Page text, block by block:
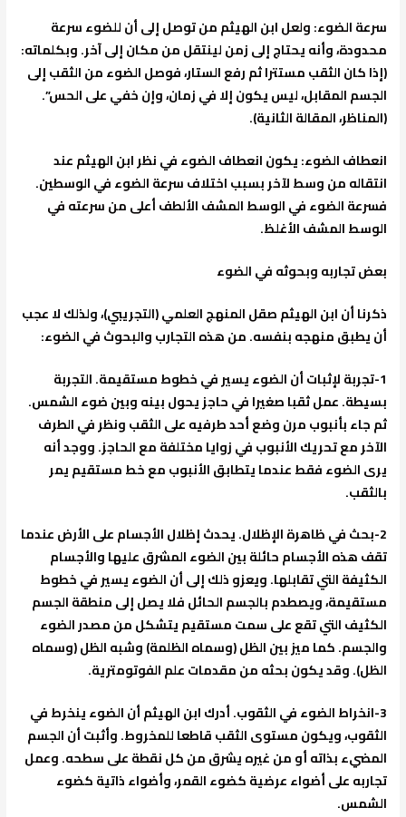
سرعة الضوء: ولعل ابن الهيثم من توصل إلى أن للضوء سرعة
محدودة، وأنه يحتاج إلى زمن لينتقل من مكان إلى آخر. وبكلماته:
(إذا كان الثقب مستترا ثم رفع الستار، فوصل الضوء من الثقب إلى
الجسم المقابل، ليس يكون إلا في زمان، وإن خفي على الحس”.
(المناظر، المقالة الثانية).
انعطاف الضوء: يكون انعطاف الضوء في نظر ابن الهيثم عند
انتقاله من وسط لآخر بسبب اختلاف سرعة الضوء في الوسطين.
فسرعة الضوء في الوسط المشف الألطف أعلى من سرعته في
الوسط المشف الأغلظ.
بعض تجاربه وبحوثه في الضوء
ذكرنا أن ابن الهيثم صقل المنهج العلمي (التجريبي)، ولذلك لا عجب
أن يطبق منهجه بنفسه. من هذه التجارب والبحوث في الضوء:
1- تجربة لإثبات أن الضوء يسير في خطوط مستقيمة. التجربة
بسيطة. عمل ثقبا صغيرا في حاجز يحول بينه وبين ضوء الشمس.
ثم جاء بأنبوب مرن وضع أحد طرفيه على الثقب ونظر في الطرف
الآخر مع تحريك الأنبوب في زوايا مختلفة مع الحاجز. ووجد أنه
يرى الضوء فقط عندما يتطابق الأنبوب مع خط مستقيم يمر
بالثقب.
2- بحث في ظاهرة الإظلال. يحدث إظلال الأجسام على الأرض عندما
تقف هذه الأجسام حائلة بين الضوء المشرق عليها والأجسام
الكثيفة التي تقابلها. ويعزو ذلك إلى أن الضوء يسير في خطوط
مستقيمة، ويصطدم بالجسم الحائل فلا يصل إلى منطقة الجسم
الكثيف التي تقع على سمت مستقيم يتشكل من مصدر الضوء
والجسم. كما ميز بين الظل (وسماه الظلمة) وشبه الظل (وسماه
الظل). وقد يكون بحثه من مقدمات علم الفوتومترية.
3- انخراط الضوء في الثقوب. أدرك ابن الهيثم أن الضوء ينخرط في
الثقوب، ويكون مستوى الثقب قاطعا للمخروط. وأثبت أن الجسم
المضيء بذاته أو من غيره يشرق من كل نقطة على سطحه. وعمل
تجاربه على أضواء عرضية كضوء القمر، وأضواء ذاتية كضوء
الشمس.